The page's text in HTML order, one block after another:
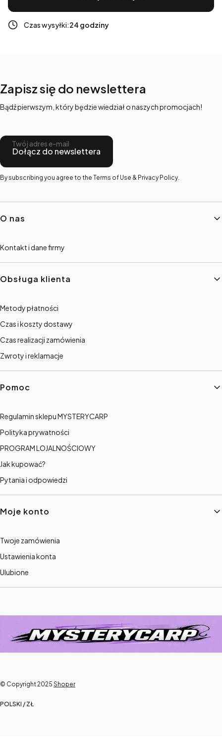
Czas wysyłki:24 godziny
Zapisz się do newslettera
Bądź pierwszym, który będzie wiedział o naszych promocjach!
Twój adres e-mail
Dołącz do newslettera
By subscribing you agree to the Terms of Use & Privacy Policy.
Linki w stopce
O nas
Kontakt i dane firmy
Obsługa klienta
Metody płatności
Czas i koszty dostawy
Czas realizacji zamówienia
Zwroty i reklamacje
Pomoc
Regulamin sklepu MYSTERYCARP
Polityka prywatności
PROGRAM LOJALNOŚCIOWY
Jak kupować?
Pytania i odpowiedzi
Moje konto
Twoje zamówienia
Ustawienia konta
Ulubione
© Copyright 2025 Shoper
POLSKI / ZŁ